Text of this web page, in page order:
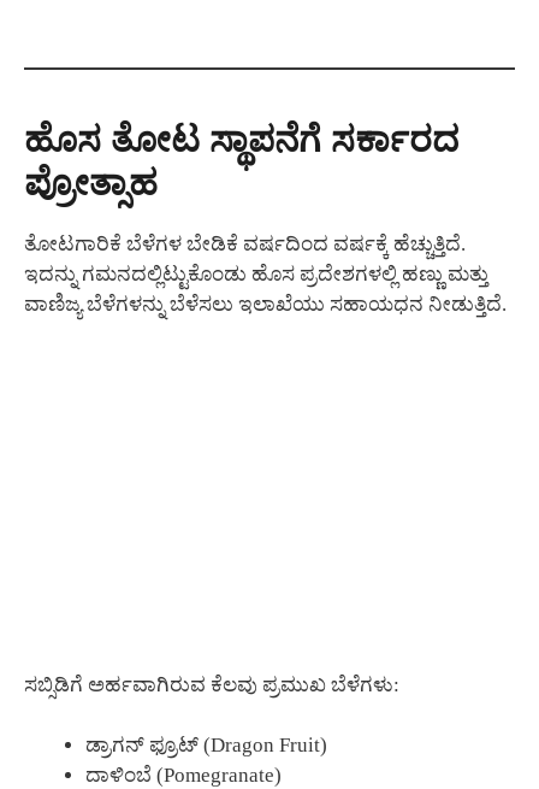
ಹೊಸ ತೋಟ ಸ್ಥಾಪನೆಗೆ ಸರ್ಕಾರದ
ಪ್ರೋತ್ಸಾಹ
ತೋಟಗಾರಿಕೆ ಬೆಳೆಗಳ ಬೇಡಿಕೆ ವರ್ಷದಿಂದ ವರ್ಷಕ್ಕೆ ಹೆಚ್ಚುತ್ತಿದೆ.
ಇದನ್ನು ಗಮನದಲ್ಲಿಟ್ಟುಕೊಂಡು ಹೊಸ ಪ್ರದೇಶಗಳಲ್ಲಿ ಹಣ್ಣು ಮತ್ತು
ವಾಣಿಜ್ಯ ಬೆಳೆಗಳನ್ನು ಬೆಳೆಸಲು ಇಲಾಖೆಯು ಸಹಾಯಧನ ನೀಡುತ್ತಿದೆ.
ಸಬ್ಸಿಡಿಗೆ ಅರ್ಹವಾಗಿರುವ ಕೆಲವು ಪ್ರಮುಖ ಬೆಳೆಗಳು:
ಡ್ರಾಗನ್ ಫ್ರೂಟ್ (Dragon Fruit)
ದಾಳಿಂಬೆ (Pomegranate)